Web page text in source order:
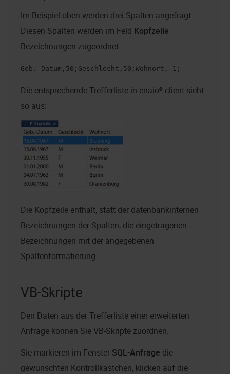
Im Beispiel oben werden drei Spalten angefragt.
Diesen Spalten werden im Feld Kopfzeile
Bezeichnungen zugeordnet.
Geb.-Datum,50;Geschlecht,50;Wohnort,-1;
Die entsprechende Trefferliste in enaio® client sieht
so aus:
Die Kopfzeile enthält, statt der datenbankinternen
Bezeichnungen der Spalten, die eingetragenen
Bezeichnungen mit der angegebenen
Spaltenformatierung.
VB-Skripte
Den Daten aus der Trefferliste einer erweiterten
Anfrage können Sie VB-Skripte zuordnen.
Sie markieren im Fenster SQL-Anfrage die
gewünschten Kontrollkästchen, klicken auf die